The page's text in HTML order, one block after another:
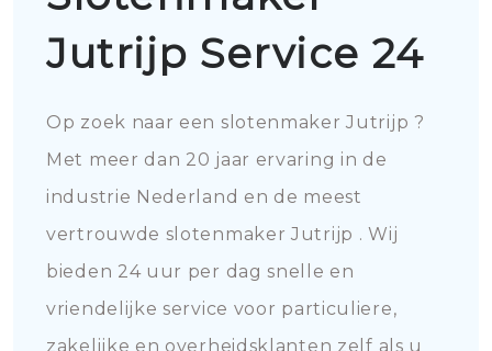
Jutrijp Service 24
Op zoek naar een slotenmaker Jutrijp ?
Met meer dan 20 jaar ervaring in de
industrie Nederland en de meest
vertrouwde slotenmaker Jutrijp . Wij
bieden 24 uur per dag snelle en
vriendelijke service voor particuliere,
zakelijke en overheidsklanten zelf als u